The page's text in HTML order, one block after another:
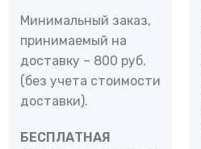
Минимальный заказ,
принимаемый на
доставку – 800 руб.
(без учета стоимости
доставки).
БЕСПЛАТНАЯ